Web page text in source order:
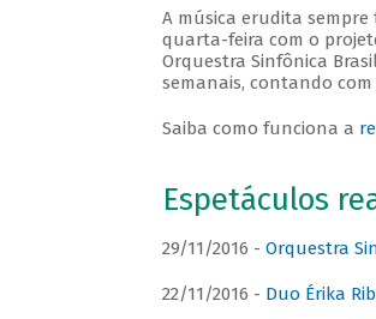
A música erudita sempre
quarta-feira com o
Orquestra Sinfônica
semanais, contando
Saiba como funciona a
Espetáculos
29/11/2016 - Orquestra
22/11/2016 - Duo Érika